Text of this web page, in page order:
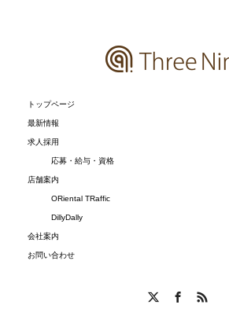
トップページ
最新情報
求人採用
応募・給与・資格
店舗案内
ORiental TRaffic
DillyDally
会社案内
お問い合わせ
Facebook